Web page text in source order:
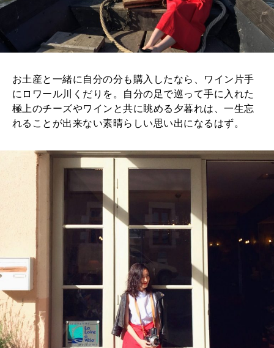
お土産と一緒に自分の分も購入したなら、ワイン片手
にロワール川くだりを。自分の足で巡って手に入れた
極上のチーズやワインと共に眺める夕暮れは、一生忘
れることが出来ない素晴らしい思い出になるはず。